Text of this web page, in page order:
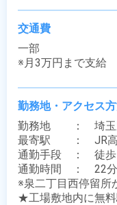
交通費
一部
※月3万円まで支給
勤務地・アクセス
勤務地　　：　埼
最寄駅　　：　JR
通勤手段　：　徒歩
通勤時間　：　22分
※泉二丁目西停留所
★工場敷地内に無料